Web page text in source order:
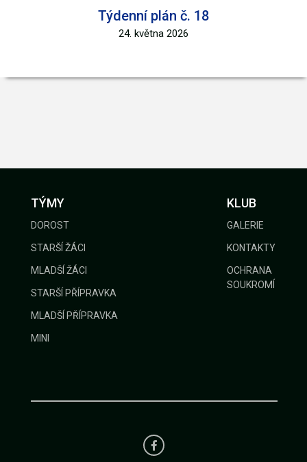
Týdenní plán č. 18
24. května 2026
TÝMY
DOROST
STARŠÍ ŽÁCI
MLADŠÍ ŽÁCI
STARŠÍ PŘÍPRAVKA
MLADŠÍ PŘÍPRAVKA
MINI
KLUB
GALERIE
KONTAKTY
OCHRANA
SOUKROMÍ